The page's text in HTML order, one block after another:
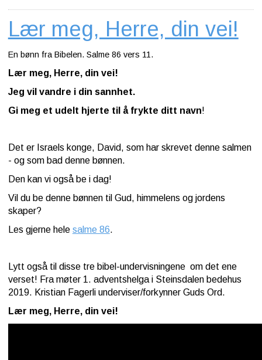
Lær meg, Herre, din vei!
En bønn fra Bibelen. Salme 86 vers 11.
Lær meg, Herre, din vei!
Jeg vil vandre i din sannhet.
Gi meg et udelt hjerte til å frykte ditt navn!
Det er Israels konge, David, som har skrevet denne salmen
- og som bad denne bønnen.
Den kan vi også be i dag!
Vil du be denne bønnen til Gud, himmelens og jordens
skaper?
Les gjerne hele salme 86.
Lytt også til disse tre bibel-undervisningene om det ene
verset! Fra møter 1. adventshelga i Steinsdalen bedehus
2019. Kristian Fagerli underviser/forkynner Guds Ord.
Lær meg, Herre, din vei!